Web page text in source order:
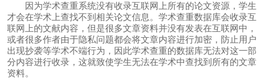
因为学术查重系统没有收录互联网上所有的论文资源，学生
才会在学术上查找不到相关论文信息。学术查重数据库会收录互
联网上的文献内容，但是很多文章资料并没有发表在互联网中，
或者很多作者由于隐私问题都会将文章内容进行加密，防止用户
出现抄袭等学术不端行为，因此学术查重的数据库无法对这一部
分内容进行收录，这就致使学生无法在学术中查找到所有的文章
资料。